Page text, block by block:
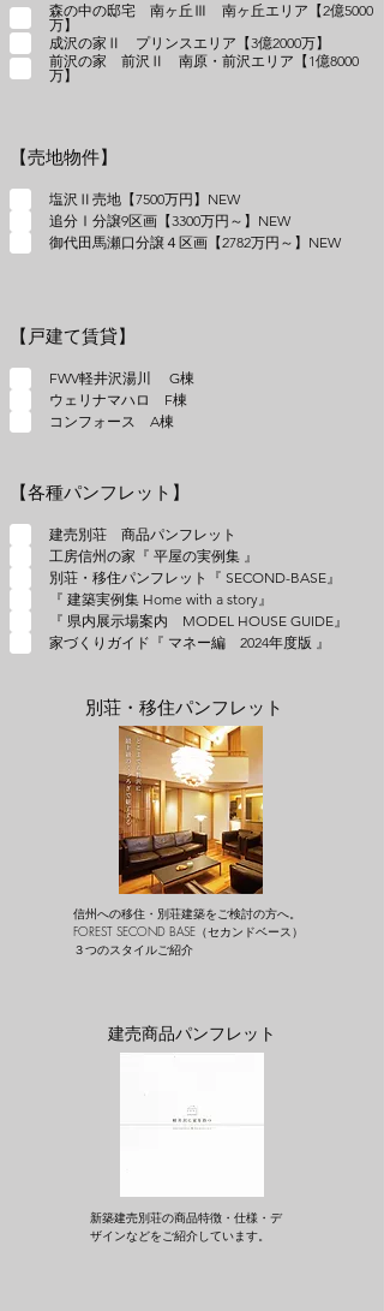
森の中の邸宅 南ヶ丘Ⅲ 南ヶ丘エリア【2億5000
万】
成沢の家Ⅱ プリンスエリア【3億2000万】
前沢の家 前沢Ⅱ 南原・前沢エリア【1億8000
万】
【売地物件】
塩沢Ⅱ売地【7500万円】NEW
追分Ⅰ分譲9区画【3300万円～】NEW
御代田馬瀬口分譲４区画【2782万円～】NEW
【戸建て賃貸】
FWV軽井沢湯川 G棟
ウェリナマハロ F棟
コンフォース A棟
【各種パンフレット】
建売別荘 商品パンフレット
工房信州の家『 平屋の実例集 』
別荘・移住パンフレット『 SECOND-BASE』
『 建築実例集 Home with a story』
『 県内展示場案内 MODEL HOUSE GUIDE』
家づくりガイド『 マネー編 2024年度版 』
別荘・移住パンフレット
信州への移住・別荘建築をご検討の方へ。
FOREST SECOND BASE（セカンドベース）
３つのスタイルご紹介
建売商品パンフレット
新築建売別荘の商品特徴・仕様・デ
ザインなどをご紹介しています。